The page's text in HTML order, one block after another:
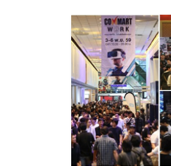
ไชส์,
ที่
ปรึกษา
แฟ